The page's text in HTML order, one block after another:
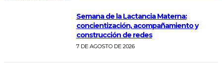
Semana de la Lactancia Materna:
concientización, acompañamiento y
construcción de redes
7 DE AGOSTO DE 2026